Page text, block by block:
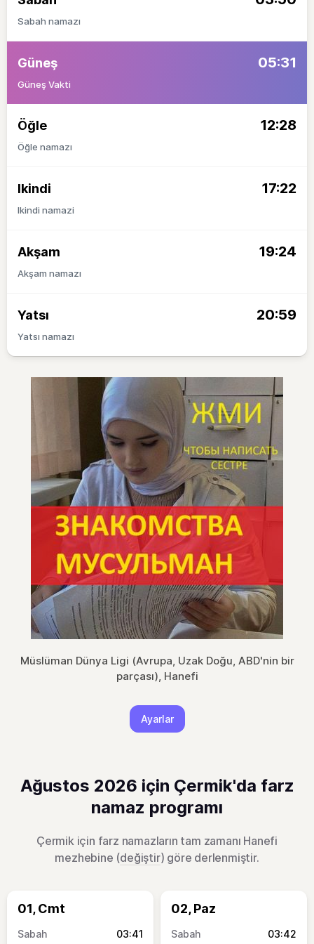
Sabah namazı
Güneş 05:31
Güneş Vakti
Öğle 12:28
Öğle namazı
Ikindi 17:22
Ikindi namazi
Akşam 19:24
Akşam namazı
Yatsı 20:59
Yatsı namazı
Müslüman Dünya Ligi (Avrupa, Uzak Doğu, ABD'nin bir
parçası), Hanefi
Ayarlar
Ağustos 2026 için Çermik'da farz
namaz programı
Çermik için farz namazların tam zamanı Hanefi
mezhebine (değiştir) göre derlenmiştir.
01, Cmt
03:41
02, Paz
03:42